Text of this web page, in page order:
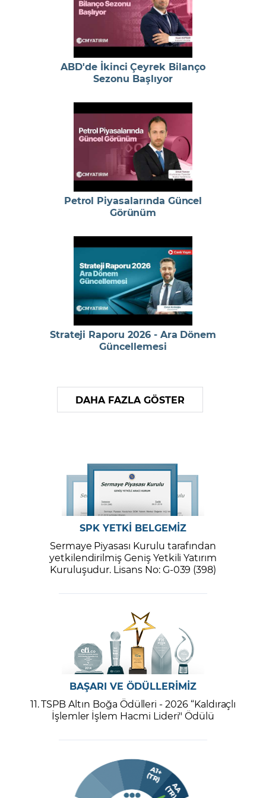
ABD'de İkinci Çeyrek Bilanço
Sezonu Başlıyor
Petrol Piyasalarında Güncel
Görünüm
Strateji Raporu 2026 - Ara Dönem
Güncellemesi
DAHA FAZLA GÖSTER
SPK YETKİ BELGEMİZ
Sermaye Piyasası Kurulu tarafından
yetkilendirilmiş Geniş Yetkili Yatırım
Kuruluşudur. Lisans No: G-039 (398)
BAŞARI VE ÖDÜLLERİMİZ
11. TSPB Altın Boğa Ödülleri - 2026 “Kaldıraçlı
İşlemler İşlem Hacmi Lideri" Ödülü